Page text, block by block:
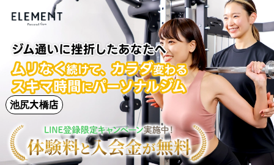
池尻大橋店